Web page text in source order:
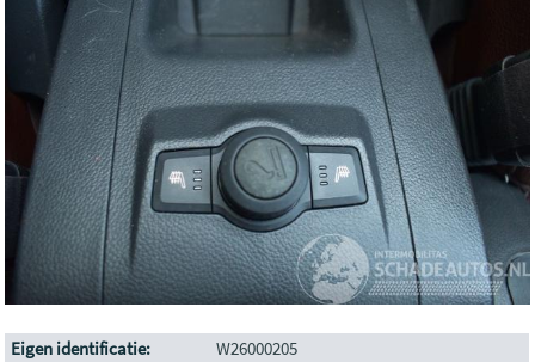
Eigen identificatie:
W26000205